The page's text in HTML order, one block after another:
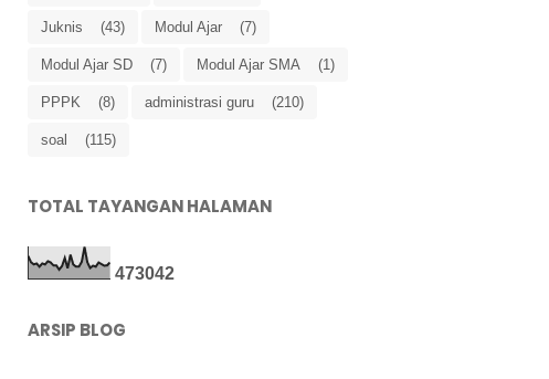
Juknis (43) Modul Ajar (7)
Modul Ajar SD (7) Modul Ajar SMA (1)
PPPK (8) administrasi guru (210)
soal (115)
TOTAL TAYANGAN HALAMAN
473042
ARSIP BLOG